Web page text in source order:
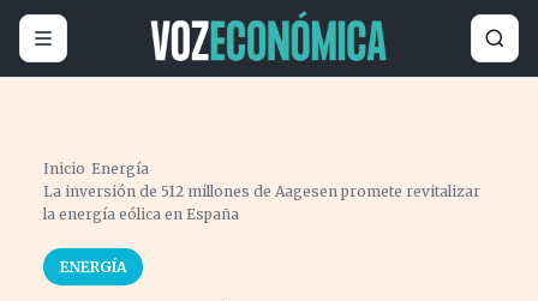
Inicio ›Energía›
La inversión de 512 millones de Aagesen promete revitalizar
la energía eólica en España
ENERGÍA